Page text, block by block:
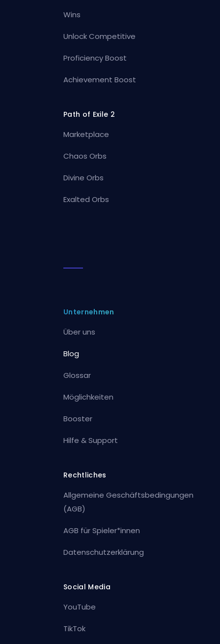
Wins
Unlock Competitive
Proficiency Boost
Achievement Boost
Path of Exile 2
Marketplace
Chaos Orbs
Divine Orbs
Exalted Orbs
Unternehmen
Über uns
Blog
Glossar
Möglichkeiten
Booster
Hilfe & Support
Rechtliches
Allgemeine Geschäftsbedingungen
(AGB)
AGB für Spieler*innen
Datenschutzerklärung
Social Media
YouTube
TikTok